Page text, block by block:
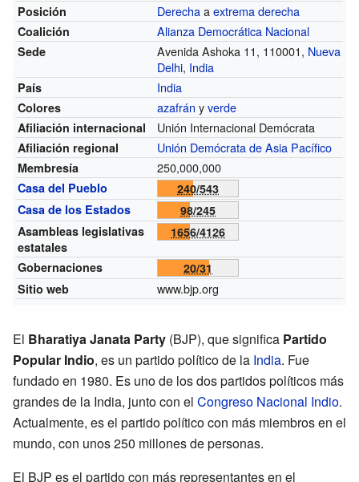
Posición Derechaaextrema derecha
Coalición Alianza Democrática Nacional
Sede Avenida Ashoka 11, 110001, Nueva
Delhi, India
País India
Colores azafrán yverde
Afiliación internacional Unión Internacional Demócrata
Afiliación regional Unión Demócrata de Asia Pacífico
Membresía 250,000,000
Casa del Pueblo
240/543
Casa de los Estados
98/245
Asambleas legislativas
estatales
1656/4126
Gobernaciones
20/31
Sitio web
www.bjp.org
El Bharatiya Janata Party (BJP), que significa Partido
Popular Indio, es un partido político de la India. Fue
fundado en 1980. Es uno de los dos partidos políticos más
grandes de la India, junto con el Congreso Nacional Indio.
Actualmente, es el partido político con más miembros en el
mundo, con unos 250 millones de personas.
El BJP es el partido con más representantes en el